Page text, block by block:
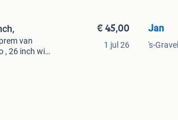
van
, 26 inch wiel
€ 45,00
1 jul 26
Jan
's-